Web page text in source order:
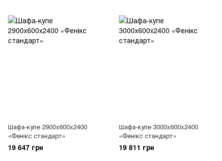
Шафа-купе 2900x600x2400
«Фенікс стандарт»
19 647 грн
Шафа-купе 3000x600x2400
«Фенікс стандарт»
19 811 грн